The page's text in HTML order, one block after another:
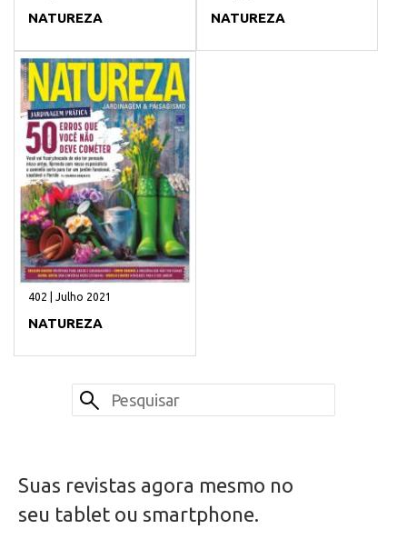
NATUREZA NATUREZA
402 | Julho 2021
NATUREZA
Suas revistas agora mesmo no
seu tablet ou smartphone.